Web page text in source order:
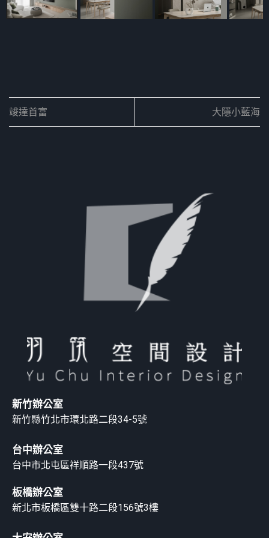
竣達首富 大隱小藍海
新竹辦公室
新竹縣竹北市環北路二段34-5號
台中辦公室
台中市北屯區祥順路一段437號
板橋辦公室
新北市板橋區雙十路二段156號3樓